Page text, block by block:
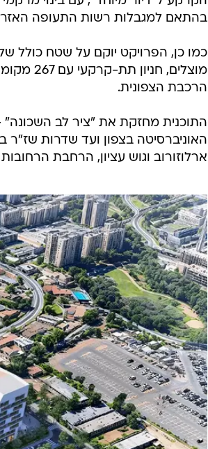
בהתאם למגבלות רשות התעופה
מוצלים,
הרכבת הצפונית.
התוכנית מחזקת את "ציר לב
האוניברסיטה בצפון ועד שדרות
ארלוזורוב וגוש עציון, הרחבת